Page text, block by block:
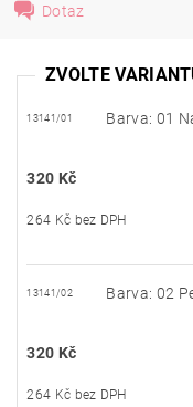
Dotaz
ZVOLTE
13141/01 Barva: 01
320 Kč
264 Kč bez DPH
13141/02 Barva: 02
320 Kč
264 Kč bez DPH